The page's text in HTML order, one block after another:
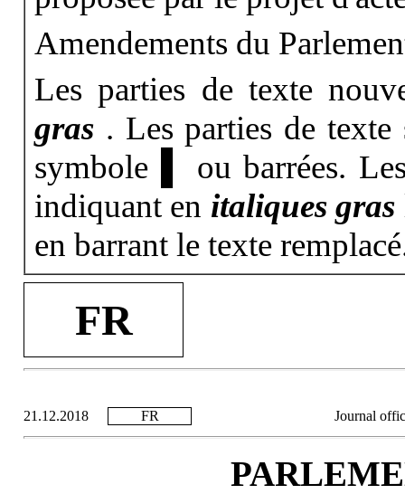
Amendements du
Les parties de texte
gras . Les parties de
symbole ▌ ou barrées.
indiquant en italiques gras
en barrant le texte
FR
21.12.2018 FR Journal